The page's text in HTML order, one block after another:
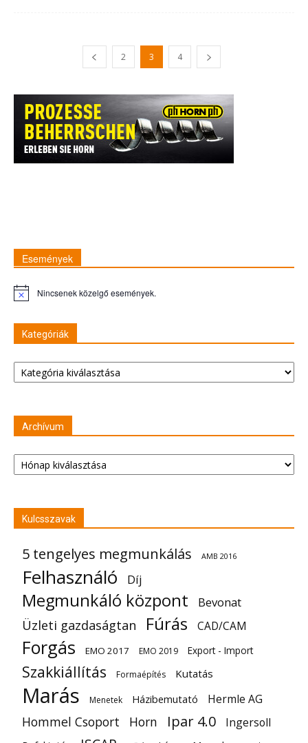
2 3 4
Események
Figyelmeztetés
Nincsenek közelgő események.
Kategóriák
Kategóriák
Archívum
Archívum
Kulcsszavak
5 tengelyes megmunkálás AMB 2016
Felhasználó Díj
Megmunkáló központ Bevonat
Üzleti gazdaságtan Fúrás CAD/CAM
Forgás EMO 2017 EMO 2019 Export - Import
Szakkiállítás Formaépítés Kutatás
Marás Menetek Házibemutató Hermle AG
Hommel Csoport Horn Ipar 4.0 Ingersoll